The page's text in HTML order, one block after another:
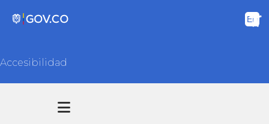
Accesibilidad